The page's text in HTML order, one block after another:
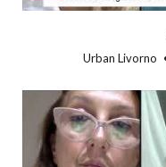
Urban Livorno